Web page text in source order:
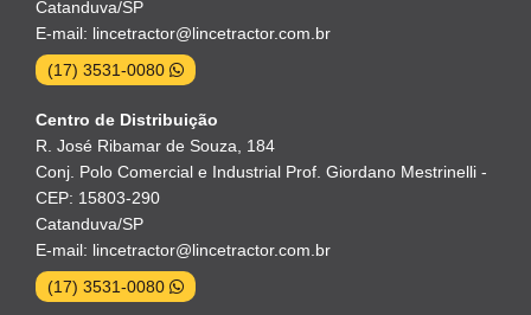
Catanduva/SP
E-mail: lincetractor@lincetractor.com.br
(17) 3531-0080
Centro de Distribuição
R. José Ribamar de Souza, 184
Conj. Polo Comercial e Industrial Prof. Giordano Mestrinelli -
CEP: 15803-290
Catanduva/SP
E-mail: lincetractor@lincetractor.com.br
(17) 3531-0080